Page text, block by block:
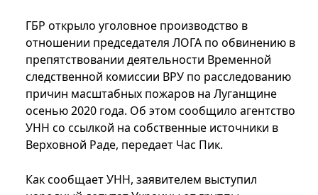
ГБР открыло уголовное производство в
отношении председателя ЛОГА по обвинению в
препятствовании деятельности Временной
следственной комиссии ВРУ по расследованию
причин масштабных пожаров на Луганщине
осенью 2020 года. Об этом сообщило агентство
УНН со ссылкой на собственные источники в
Верховной Раде, передает Час Пик.
Как сообщает УНН, заявителем выступил